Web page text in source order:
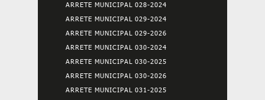
ARRETE MUNICIPAL 028-2024
ARRETE MUNICIPAL 029-2024
ARRETE MUNICIPAL 029-2026
ARRETE MUNICIPAL 030-2024
ARRETE MUNICIPAL 030-2025
ARRETE MUNICIPAL 030-2026
ARRETE MUNICIPAL 031-2025